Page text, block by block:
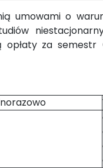
umowami o
opłaty za
jednorazowo